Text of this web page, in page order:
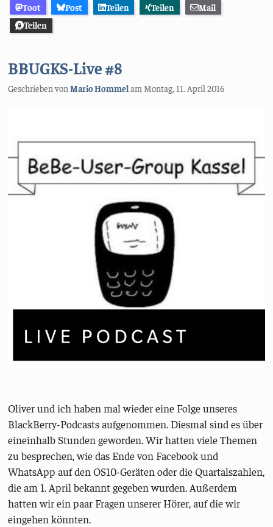
Toot
Post Teilen Teilen
Mail
Teilen
BBUGKS-Live #8
Geschrieben vonMario Hommelam Montag, 11. April 2016
Oliver und ich haben mal wieder eine Folge unseres
BlackBerry-Podcasts aufgenommen. Diesmal sind es über
eineinhalb Stunden geworden. Wir hatten viele Themen
zu besprechen, wie das Ende von Facebook und
WhatsApp auf den OS10-Geräten oder die Quartalszahlen,
die am 1. April bekannt gegeben wurden. Außerdem
hatten wir ein paar Fragen unserer Hörer, auf die wir
eingehen könnten.